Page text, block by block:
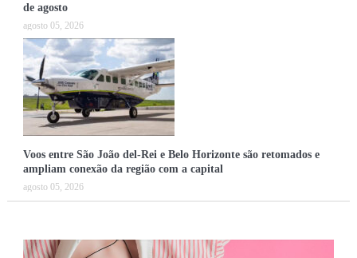
de agosto
agosto 05, 2026
Voos entre São João del-Rei e Belo Horizonte são retomados e
ampliam conexão da região com a capital
agosto 05, 2026